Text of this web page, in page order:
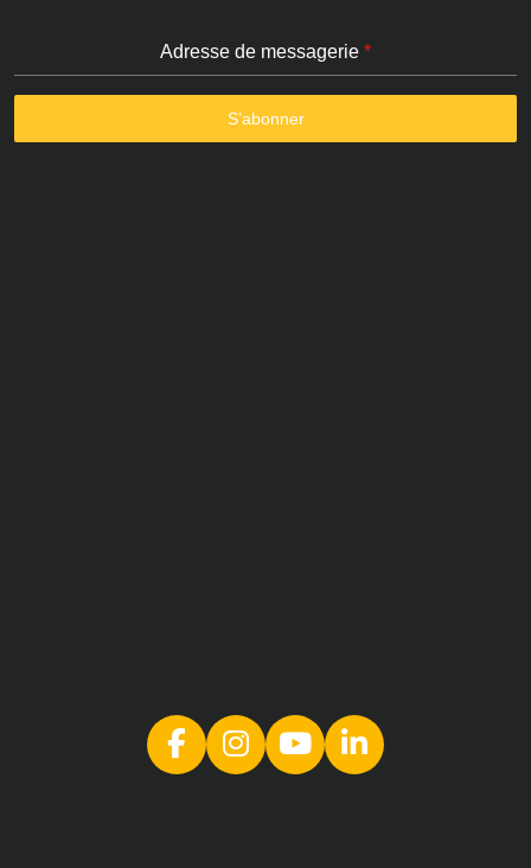
Adresse de messagerie *
S’abonner